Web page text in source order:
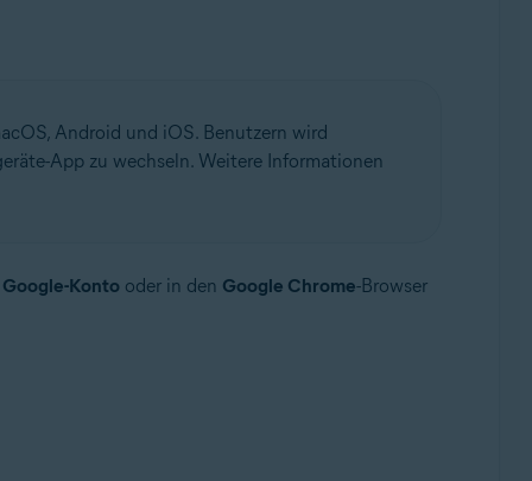
Update, 32-/64-Bit
Android und iOS. Benutzern wird
App zu wechseln. Weitere Informationen
Google-Konto oder in den Google Chrome-Browser